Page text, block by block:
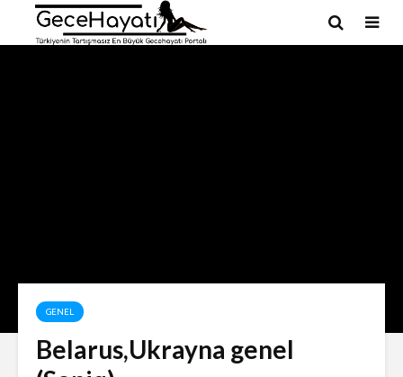
GENEL
Belarus,Ukrayna genel